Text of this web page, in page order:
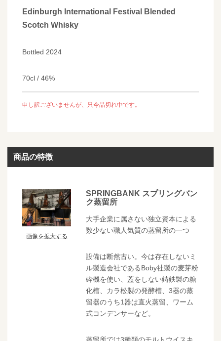
Edinburgh International Festival Blended
Scotch Whisky
Bottled 2024
70cl / 46%
申し訳ございませんが、只今品切れ中です。
商品の特徴
画像を拡大する
SPRINGBANK スプリングバン
ク蒸留所
大手企業に属さない独立資本による
数少ない職人気質の蒸留所の一つ
設備は断然古い。今は存在しないミ
ル製造会社であるBoby社製の麦芽粉
砕機を使い、蓋をしない鋳鉄製の糖
化槽、カラ松製の発酵槽、3器の蒸
留器のうち1器は直火蒸留、ワーム
式コンデンサーなど。